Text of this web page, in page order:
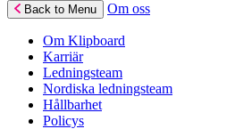
Back to Menu Om oss
Om Klipboard
Karriär
Ledningsteam
Nordiska ledningsteam
Hållbarhet
Policys